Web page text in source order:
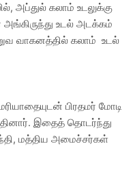
அப்துல் கலாம் உடலுக்கு
அங்கிருந்து உடல் அடக்கம்
வாகனத்தில் கலாம் உடல்
பிரதமர் மோடி
இதைத் தொடர்ந்து
மத்திய அமைச்சர்கள்